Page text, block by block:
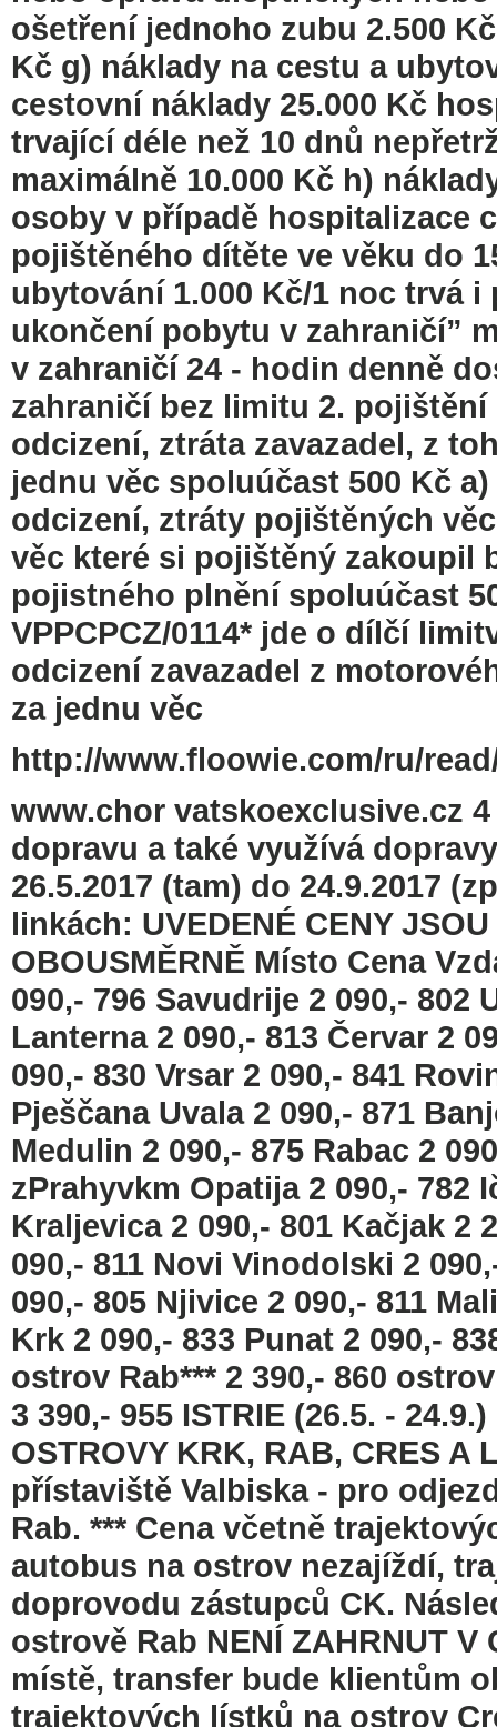
ošetření jednoho zubu 2.500
Kč g) náklady na cestu a
cestovní náklady 25.000 Kč
trvající déle než 10 dnů
maximálně 10.000 Kč h)
osoby v případě hospitalizace
pojištěného dítěte ve věku do
ubytování 1.000 Kč/1 noc trvá
ukončení pobytu v zahraničí”
v zahraničí 24 - hodin denně
zahraničí bez limitu 2.
odcizení, ztráta zavazadel, z
jednu věc spoluúčast 500 Kč
odcizení, ztráty pojištěných
věc které si pojištěný zakoupil
pojistného plnění spoluúčast
VPPCPCZ/0114* jde o dílčí
odcizení zavazadel z
za jednu věc
http://www.floowie.com/ru/
www.chor vatskoexclusive.cz
dopravu a také využívá
26.5.2017 (tam) do 24.9.2017
linkách: UVEDENÉ CENY
OBOUSMĚRNĚ Místo Cena
090,- 796 Savudrije 2 090,- 802
Lanterna 2 090,- 813 Červar 2
090,- 830 Vrsar 2 090,- 841
Pješčana Uvala 2 090,- 871
Medulin 2 090,- 875 Rabac 2
zPrahyvkm Opatija 2 090,- 782
Kraljevica 2 090,- 801 Kačjak 2
090,- 811 Novi Vinodolski 2
090,- 805 Njivice 2 090,- 811
Krk 2 090,- 833 Punat 2 090,-
ostrov Rab*** 2 390,- 860
3 390,- 955 ISTRIE (26.5. -
OSTROVY KRK, RAB, CRES A
přístaviště Valbiska - pro
Rab. *** Cena včetně
autobus na ostrov nezajíždí,
doprovodu zástupců CK.
ostrově Rab NENÍ ZAHRNUT
místě, transfer bude klientům
trajektových lístků na ostrov